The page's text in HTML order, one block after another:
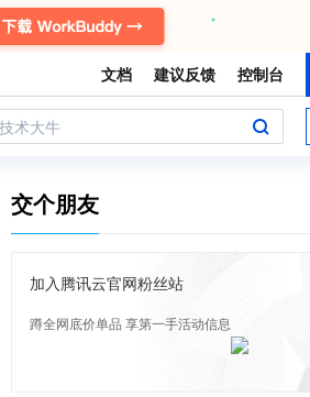
文档 建议反馈 控制台
术大牛
交个朋友
加入腾讯云官网粉丝站
蹲全网底价单品 享第一手活动信息